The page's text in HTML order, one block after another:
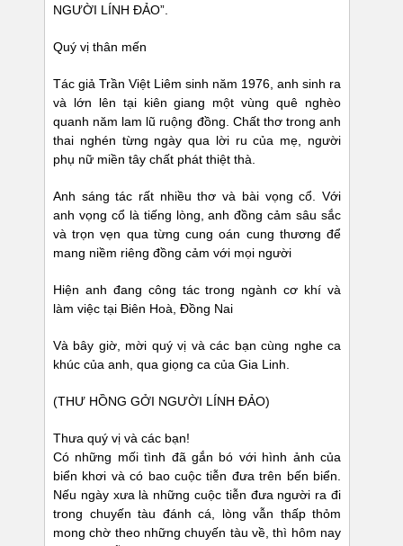
NGƯỜI LÍNH ĐẢO”.
Quý vị thân mến
Tác giả Trần Việt Liêm sinh năm 1976, anh sinh ra
và lớn lên tại kiên giang một vùng quê nghèo
quanh năm lam lũ ruộng đồng. Chất thơ trong anh
thai nghén từng ngày qua lời ru của mẹ, người
phụ nữ miền tây chất phát thiệt thà.
Anh sáng tác rất nhiều thơ và bài vọng cổ. Với
anh vọng cổ là tiếng lòng, anh đồng cảm sâu sắc
và trọn vẹn qua từng cung oán cung thương để
mang niềm riêng đồng cảm với mọi người
Hiện anh đang công tác trong ngành cơ khí và
làm việc tại Biên Hoà, Đồng Nai
Và bây giờ, mời quý vị và các bạn cùng nghe ca
khúc của anh, qua giọng ca của Gia Linh.
(THƯ HỒNG GỞI NGƯỜI LÍNH ĐẢO)
Thưa quý vị và các bạn!
Có những mối tình đã gắn bó với hình ảnh của
biển khơi và có bao cuộc tiễn đưa trên bến biển.
Nếu ngày xưa là những cuộc tiễn đưa người ra đi
trong chuyến tàu đánh cá, lòng vẫn thấp thỏm
mong chờ theo những chuyến tàu về, thì hôm nay